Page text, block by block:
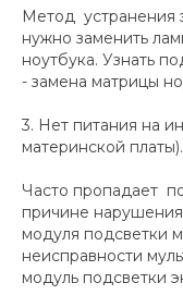
Метод устранения
нужно заменить
ноутбука. Узнать
- замена матрицы
3. Нет питания на
материнской платы).
Часто пропадает
причине
модуля подсветки
неисправности
модуль подсветки